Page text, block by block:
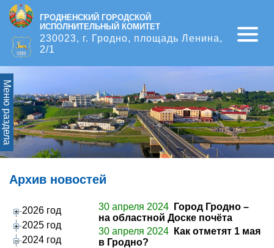
ГРОДНЕНСКИЙ ГОРОДСКОЙ
ИСПОЛНИТЕЛЬНЫЙ КОМИТЕТ
230023, г. Гродно, площадь Ленина,
2/1
Open
Меню раздела
Архив новостей
2026 год
2025 год
2024 год
30 апреля 2024
Город Гродно –
на областной Доске почёта
30 апреля 2024
Как отметят 1 мая
в Гродно?